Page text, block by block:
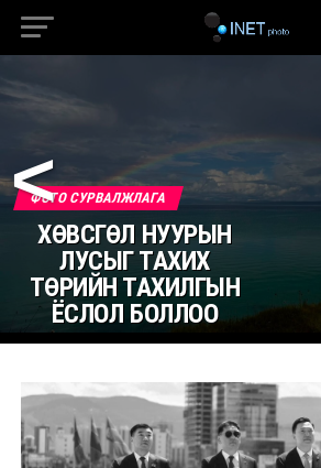
<
ФОТО СУРВАЛЖЛАГА
ХӨВСГӨЛ НУУРЫН
ЛУСЫГ ТАХИХ
ТӨРИЙН ТАХИЛГЫН
ЁСЛОЛ БОЛЛОО